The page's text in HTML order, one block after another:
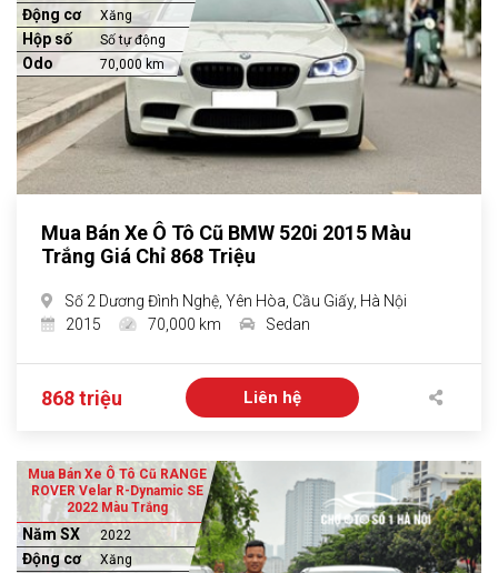
Động cơ Xăng
Hộp số Số tự động
Odo 70,000 km
Mua Bán Xe Ô Tô Cũ BMW 520i 2015 Màu
Trắng Giá Chỉ 868 Triệu
Số 2 Dương Đình Nghệ, Yên Hòa, Cầu Giấy, Hà Nội
2015
70,000 km Sedan
868 triệu Liên hệ
Mua Bán Xe Ô Tô Cũ RANGE
ROVER Velar R-Dynamic SE
2022 Màu Trắng
Năm SX 2022
Động cơ Xăng